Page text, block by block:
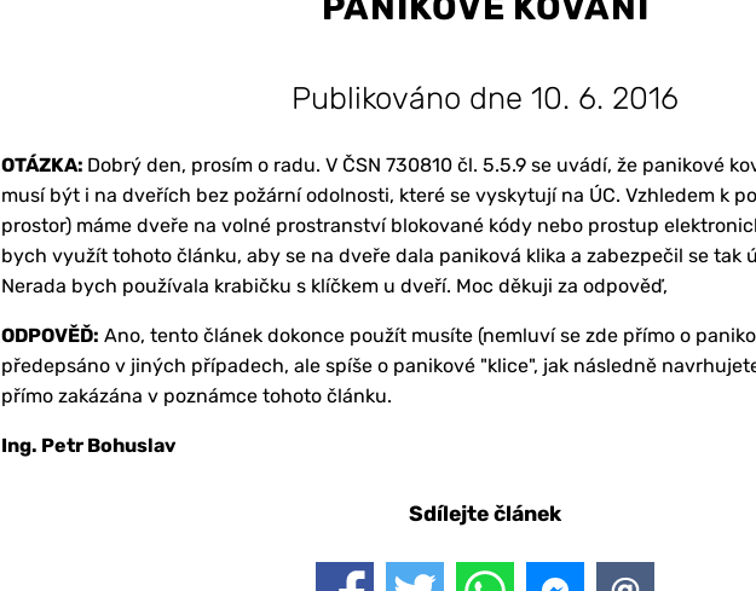
Publikováno dne 10. 6. 2016
OTÁZKA: Dobrý den, prosím o radu. V ČSN 730810 čl. 5.5.9 se uvádí, že panikové
musí být i na dveřích bez požární odolnosti, které se vyskytují na ÚC. Vzhledem k
prostor) máme dveře na volné prostranství blokované kódy nebo prostup
bych využít tohoto článku, aby se na dveře dala paniková klika a zabezpečil se tak
Nerada bych používala krabičku s klíčkem u dveří. Moc děkuji za odpověď,
ODPOVĚĎ: Ano, tento článek dokonce použít musíte (nemluví se zde přímo o
předepsáno v jiných případech, ale spíše o panikové "klice", jak následně
přímo zakázána v poznámce tohoto článku.
Ing. Petr Bohuslav
Sdílejte článek